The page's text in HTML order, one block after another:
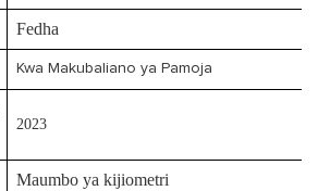
Fedha
Kwa Makubaliano ya Pamoja
2023
Maumbo ya kijiometri